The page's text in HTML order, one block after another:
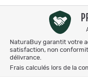
NaturaBuy garantit votre
satisfaction, non
délivrance.
Frais calculés lors de la